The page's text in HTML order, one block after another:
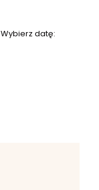
Wybierz datę: